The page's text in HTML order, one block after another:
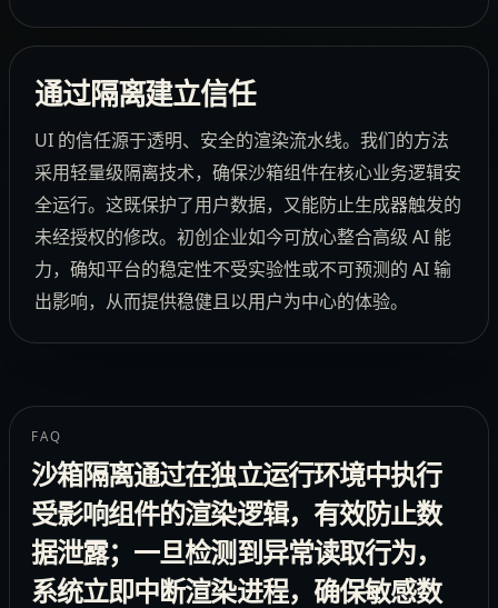
通过隔离建立信任
UI 的信任源于透明、安全的渲染流水线。我们的方法
采用轻量级隔离技术，确保沙箱组件在核心业务逻辑安
全运行。这既保护了用户数据，又能防止生成器触发的
未经授权的修改。初创企业如今可放心整合高级 AI 能
力，确知平台的稳定性不受实验性或不可预测的 AI 输
出影响，从而提供稳健且以用户为中心的体验。
FAQ
沙箱隔离通过在独立运行环境中执行
受影响组件的渲染逻辑，有效防止数
据泄露；一旦检测到异常读取行为，
系统立即中断渲染进程，确保敏感数